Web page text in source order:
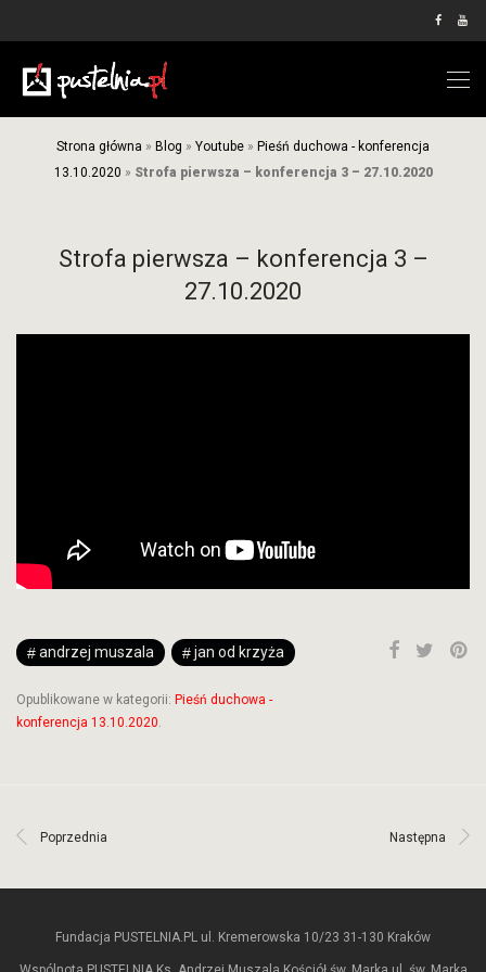
Strona główna » Blog » Youtube » Pieśń duchowa - konferencja
13.10.2020 » Strofa pierwsza – konferencja 3 – 27.10.2020
Strofa pierwsza – konferencja 3 –
27.10.2020
andrzej muszala jan od krzyża
Opublikowane w kategorii: Pieśń duchowa -
konferencja 13.10.2020.
Poprzednia Następna
Fundacja PUSTELNIA.PL ul. Kremerowska 10/23 31-130 Kraków